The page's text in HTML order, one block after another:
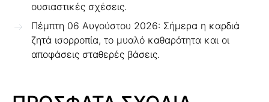
ουσιαστικές σχέσεις.
Πέμπτη 06 Αυγούστου 2026: Σήμερα η καρδιά
ζητά ισορροπία, το μυαλό καθαρότητα και οι
αποφάσεις σταθερές βάσεις.